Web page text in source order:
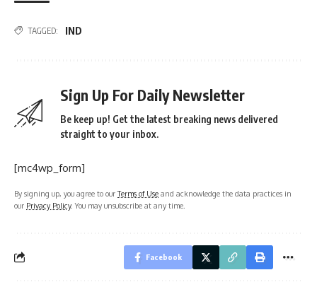
TAGGED: IND
Sign Up For Daily Newsletter
Be keep up! Get the latest breaking news delivered
straight to your inbox.
[mc4wp_form]
By signing up, you agree to ourTerms of Use and acknowledge the data practices in
our Privacy Policy. You may unsubscribe at any time.
Facebook